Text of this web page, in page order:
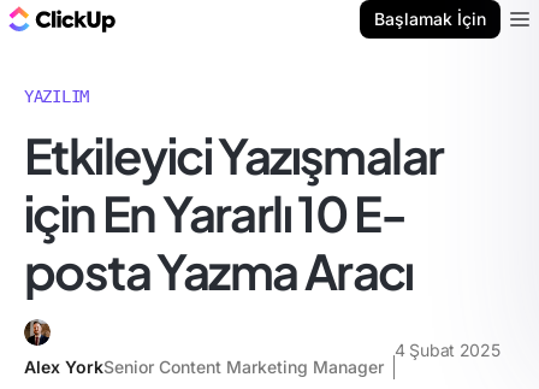
Başlamak İçin
YAZILIM
Etkileyici Yazışmalar
için En Yararlı 10 E-
posta Yazma Aracı
Alex YorkSenior Content Marketing Manager
4 Şubat 2025